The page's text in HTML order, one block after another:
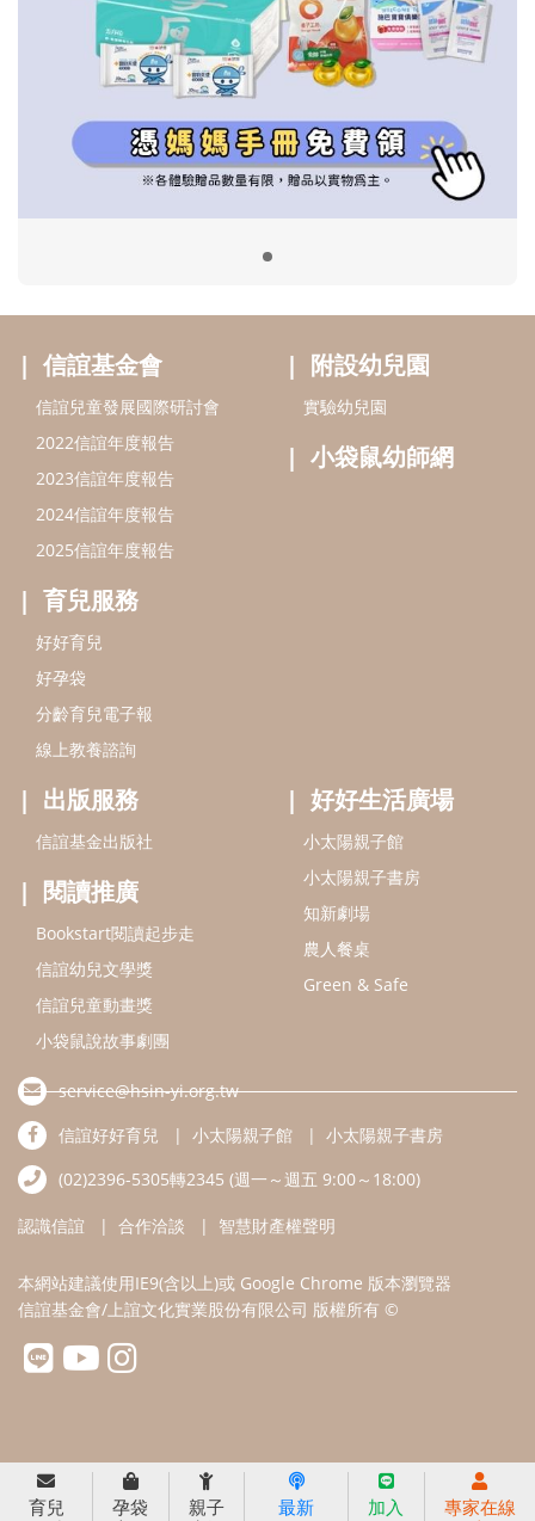
信誼基金會
2022信誼年度報告
2023信誼年度報告
2024信誼年度報告
好孕袋
分齡育兒電子報
線上教養諮詢
附設幼兒園
小袋鼠幼師網
出版服務
信誼基金出版社
閱讀推廣
Bookstart閱讀起步走
信誼幼兒文學獎
信誼兒童動畫獎
小袋鼠說故事劇團
service@hsin-yi.org.tw
信誼好好育兒
小太陽親子書房
(02)2396-5305轉2345 (週一～週五 9:00～18:00)
認識信誼 合作洽談 智慧財產權聲明
本網站建議使用IE9(含以上)或 Google Chrome 版本瀏覽器
信誼基金會/上誼文化實業股份有限公司 版權所有 ©
育兒
孕袋
親子
最新
加入
專家在線